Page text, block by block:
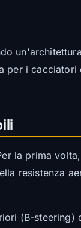
i
la prima
resistenza
(B-